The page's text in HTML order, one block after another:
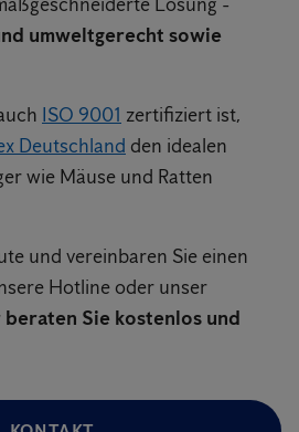
umweltgerecht sowie
ISO 9001 zertifiziert ist,
Deutschland den idealen
wie Mäuse und Ratten
und vereinbaren Sie einen
Hotline oder unser
Sie kostenlos und